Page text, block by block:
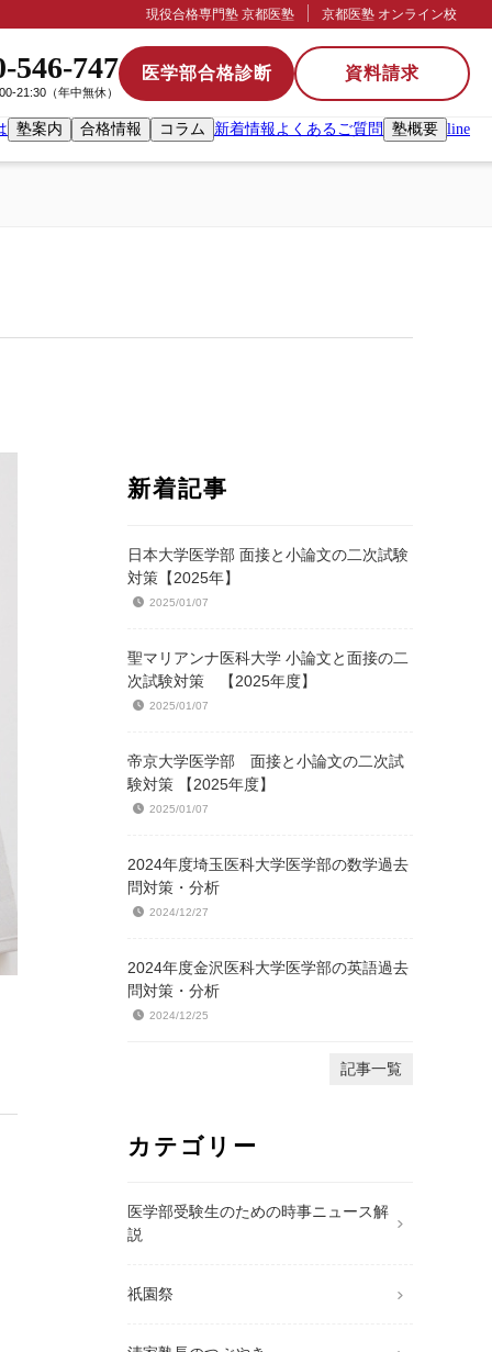
現役合格専門塾 京都医塾 京都医塾 オンライン校
塾案内 合格情報 コラム 新着情報よくあるご質問 塾概要 line
546-747
21:30（年中無休）
医学部合格診断 資料請求
新着記事
日本大学医学部 面接と小論文の二次試験
対策【2025年】
2025/01/07
聖マリアンナ医科大学 小論文と面接の二
次試験対策 【2025年度】
2025/01/07
帝京大学医学部 面接と小論文の二次試
験対策 【2025年度】
2025/01/07
2024年度埼玉医科大学医学部の数学過去
問対策・分析
2024/12/27
2024年度金沢医科大学医学部の英語過去
問対策・分析
2024/12/25
記事一覧
カテゴリー
医学部受験生のための時事ニュース解
説
祇園祭